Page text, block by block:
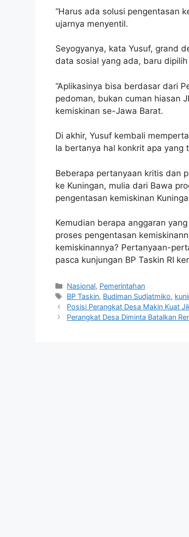
“Harus ada solusi pengentasan
ujarnya menyentil.
Seyogyanya, kata Yusuf, grand
data sosial yang ada, baru
“Aplikasinya bisa berdasar dari
pedoman, bukan cuman hiasan
kemiskinan se-Jawa Barat.
Di akhir, Yusuf kembali
Ia bertanya hal konkrit apa yang
Beberapa pertanyaan kritis dan
ke Kuningan, mulia dari Bawa
pengentasan kemiskinan
Kemudian berapa anggaran
proses pengentasan
kemiskinannya? Pertanyaan-
pasca kunjungan BP Taskin RI
Kategori
Nasional, Pemerintahan
Tag
BP Taskin, Budiman Sudjatmiko,
Posisi Perangkat Desa Makin Kuat
Perangkat Desa Diminta Batalkan